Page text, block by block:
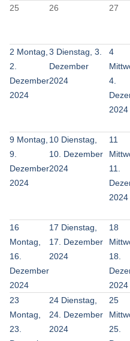
25
26 27
2 Montag,
2.
Dezember
2024
3 Dienstag, 3.
Dezember
2024
4
4.
2024
9 Montag,
9.
Dezember
2024
10 Dienstag,
10. Dezember
2024
11
11.
2024
16
Montag,
16.
Dezember
2024
17 Dienstag,
17. Dezember
2024
18
18.
2024
23
Montag,
23.
24 Dienstag,
24. Dezember
2024
25
25.